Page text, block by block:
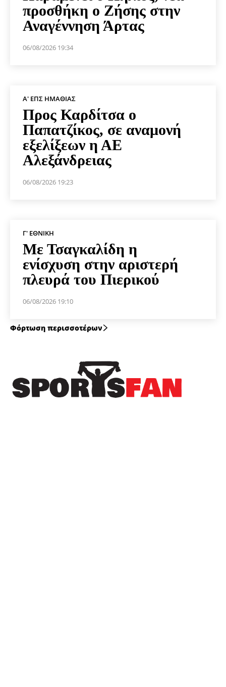
προσθήκη ο Ζήσης στην
Αναγέννηση Άρτας
06/08/2026 19:34
Α' ΕΠΣ ΗΜΑΘΊΑΣ
Προς Καρδίτσα ο
Παπατζίκος, σε αναμονή
εξελίξεων η ΑΕ
Αλεξάνδρειας
06/08/2026 19:23
Γ' ΕΘΝΙΚΉ
Με Τσαγκαλίδη η
ενίσχυση στην αριστερή
πλευρά του Πιερικού
06/08/2026 19:10
Φόρτωση περισσοτέρων